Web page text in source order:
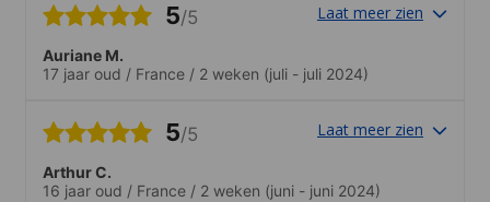
5/5 Laat meer zien
Auriane M.
17 jaar oud / France / 2 weken (juli - juli 2024)
5/5 Laat meer zien
Arthur C.
16 jaar oud / France / 2 weken (juni - juni 2024)